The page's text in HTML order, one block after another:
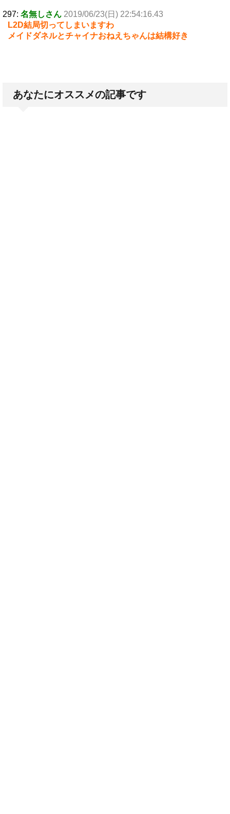
297: 名無しさん 2019/06/23(日) 22:54:16.43
L2D結局切ってしまいますわ
メイドダネルとチャイナおねえちゃんは結構好き
あなたにオススメの記事です